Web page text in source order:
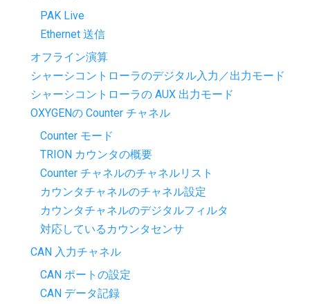
PAK Live
Ethernet 送信
オフライン演算
シャーシコントローラのデジタル入力／出力モード
シャーシコントローラの AUX 出力モード
OXYGENの Counter チャネル
Counter モード
TRION カウンタの概要
Counter チャネルのチャネルリスト
カウンタチャネルのチャネル設定
カウンタチャネルのデジタルフィルタ
対応しているカウンタセンサ
CAN 入力チャネル
CAN ポートの設定
CAN データ記録